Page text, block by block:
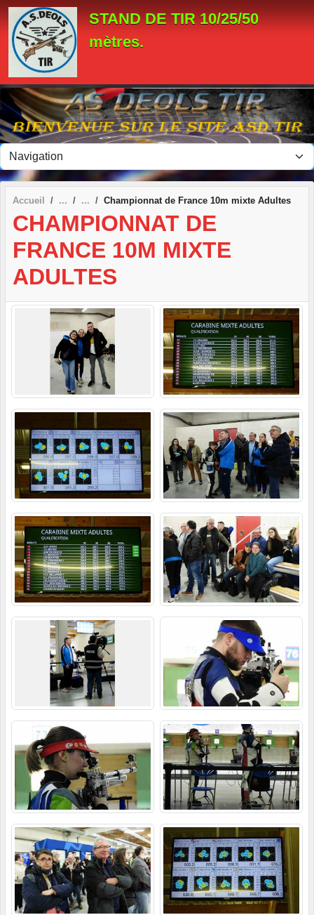
STAND DE TIR 10/25/50
mètres.
Accueil Championnat de France 10m mixte Adultes
CHAMPIONNAT DE
FRANCE 10M MIXTE
ADULTES
Panneau de gestion des cookies